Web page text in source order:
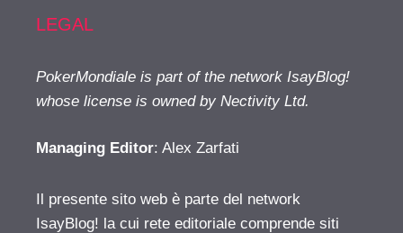
LEGAL
PokerMondiale is part of the network IsayBlog!
whose license is owned by Nectivity Ltd.
Managing Editor: Alex Zarfati
Il presente sito web è parte del network
IsayBlog! la cui rete editoriale comprende siti